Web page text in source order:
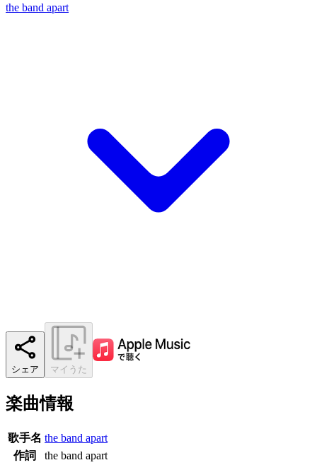
the band apart
シェア マイうた
楽曲情報
歌手名 the band apart
作詞
the band apart